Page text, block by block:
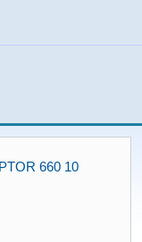
660 10